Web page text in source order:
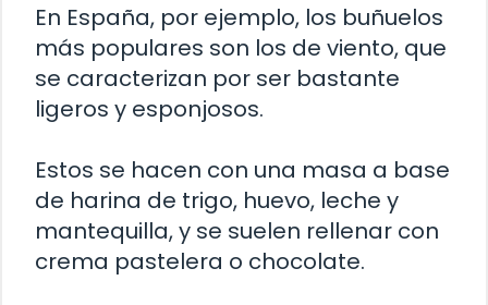
En España, por ejemplo, los buñuelos
más populares son los de viento, que
se caracterizan por ser bastante
ligeros y esponjosos.
Estos se hacen con una masa a base
de harina de trigo, huevo, leche y
mantequilla, y se suelen rellenar con
crema pastelera o chocolate.